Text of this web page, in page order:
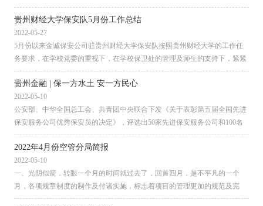
也是更加的严格，从上到下提高...
贵州财经大学保安队5月份工作总结
2022-05-27
5月份以来金诚保安公司驻贵州财经大学保安队按照贵州财经大学的工作任
务要求，在学校党委的重视下，在学校保卫处的管理及师生的支持下，紧紧
围绕学校的工作部署，在校园疫...
贵州金融 | 保一方水土 安一方民心
2022-05-10
公安部、中华全国总工会、共青团中央联合下发《关于表彰第五届全国先进
保安服务公司优秀保安员的决定》，评选出50家先进保安服务公司和100名
优秀保安员，贵州陟翔保安...
2022年4月份空管分局简报
2022-05-10
一、光阴似箭，转眼一个月的时间就过去了，回首四月，是不平凡的一个
月，各项规章制度的制作及付诸实施，标志着项目的管理更加的规范及完
善。现将上月的工作作以下总结：1...